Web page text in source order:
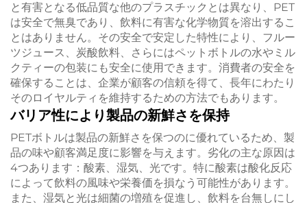
と有害となる低品質な他のプラスチックとは異なり、PET
は安全で無臭であり、飲料に有害な化学物質を溶出するこ
とはありません。その安全で安定した特性により、フルー
ツジュース、炭酸飲料、さらにはペットボトルの水やミル
クティーの包装にも安全に使用できます。消費者の安全を
確保することは、企業が顧客の信頼を得て、長年にわたり
そのロイヤルティを維持するための方法でもあります。
バリア性により製品の新鮮さを保持
PETボトルは製品の新鮮さを保つのに優れているため、製
品の味や顧客満足度に影響を与えます。劣化の主な原因は
4つあります：酸素、湿気、光です。特に酸素は酸化反応
によって飲料の風味や栄養価を損なう可能性があります。
また、湿気と光は細菌の増殖を促進し、飲料を台無しにし